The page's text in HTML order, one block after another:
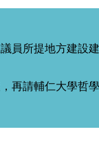
員所提地方建設
再請輔仁大學哲